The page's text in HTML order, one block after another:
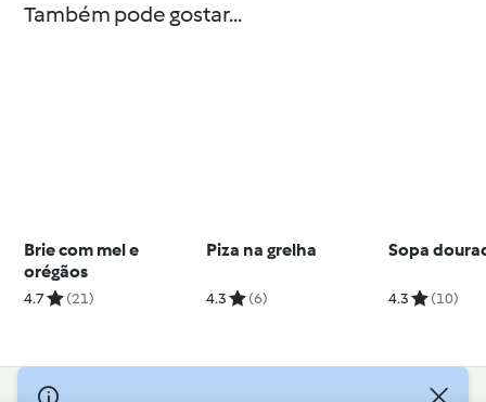
Também pode gostar...
Brie com mel e
orégãos
4.7 (21)
Piza na grelha
4.3 (6)
Sopa
4.3 (10)